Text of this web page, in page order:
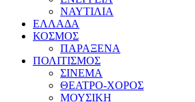
ΝΑΥΤΙΛΙΑ
ΕΛΛΑΔΑ
ΚΟΣΜΟΣ
ΠΑΡΑΞΕΝΑ
ΠΟΛΙΤΙΣΜΟΣ
ΣΙΝΕΜΑ
ΘΕΑΤΡΟ-ΧΟΡΟΣ
ΜΟΥΣΙΚΗ